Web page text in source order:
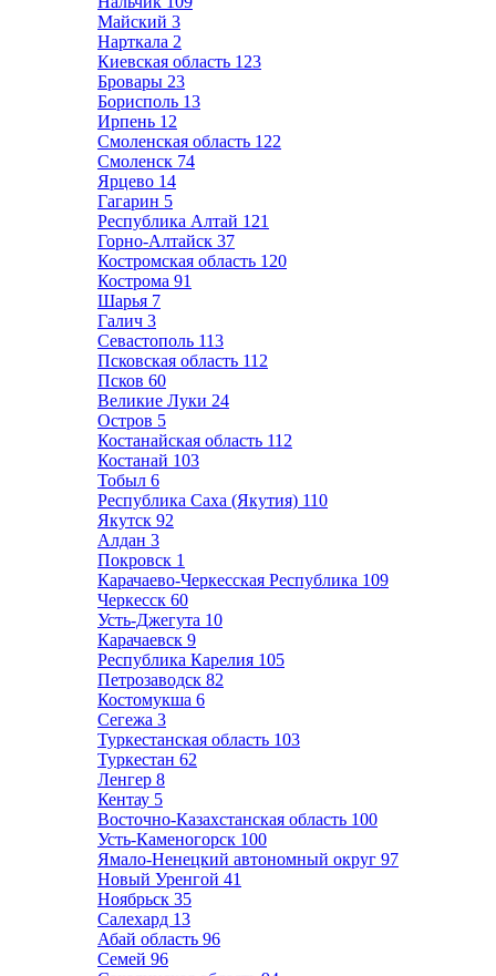
Майский 3
Нарткала 2
Киевская область 123
Бровары 23
Борисполь 13
Ирпень 12
Смоленская область 122
Смоленск 74
Ярцево 14
Гагарин 5
Республика Алтай 121
Горно-Алтайск 37
Костромская область 120
Кострома 91
Шарья 7
Галич 3
Севастополь 113
Псковская область 112
Псков 60
Великие Луки 24
Остров 5
Костанайская область 112
Костанай 103
Тобыл 6
Республика Саха (Якутия) 110
Якутск 92
Алдан 3
Покровск 1
Карачаево-Черкесская Республика 109
Черкесск 60
Усть-Джегута 10
Карачаевск 9
Республика Карелия 105
Петрозаводск 82
Костомукша 6
Сегежа 3
Туркестанская область 103
Туркестан 62
Ленгер 8
Кентау 5
Восточно-Казахстанская область 100
Усть-Каменогорск 100
Ямало-Ненецкий автономный округ 97
Новый Уренгой 41
Ноябрьск 35
Салехард 13
Абай область 96
Семей 96